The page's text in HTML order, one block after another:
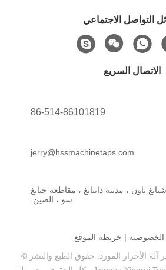
التواصل الاجتماعي
الاتصال السريع
86-514-86101819
jerry@hssmachinetaps.com
تاون ، مدينة دانيانغ ، مقاطعة جيانغ
سو ، الصين.
|خريطة الموقع
آلة الأحرار المورد. حقوق الطبع والنشر ©